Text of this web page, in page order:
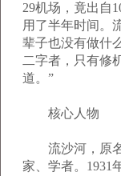
29机场，竟出自
用了半年时间。
辈子也没有做什
二字者，只有修
道。”
核心人物
流沙河，原名
家、学者。1931